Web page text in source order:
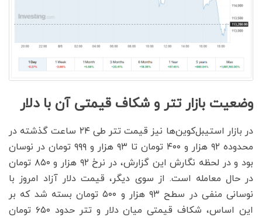
وضعیت بازار تتر و شکاف قیمتی آن با دلار
در بازار استیبل‌کوین‌ها نیز قیمت تتر طی ۲۴ ساعت گذشته در
محدوده ۹۲ هزار و ۴۰۰ تومان تا ۹۳ هزار و ۹۹۹ تومان در نوسان
بود و در لحظه نگارش این گزارش، در نرخ ۹۲ هزار و ۸۵۰ تومان
در حال معامله است. از سوی دیگر، قیمت دلار آزاد امروز با
نوسانی منفی در سطح ۹۳ هزار و ۵۰۰ تومان بسته شد که بر
این اساس، شکاف قیمتی میان دلار و تتر حدود ۶۵۰ تومان